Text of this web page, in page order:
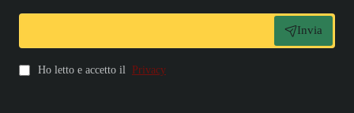
Invia
Ho letto e accetto il Privacy